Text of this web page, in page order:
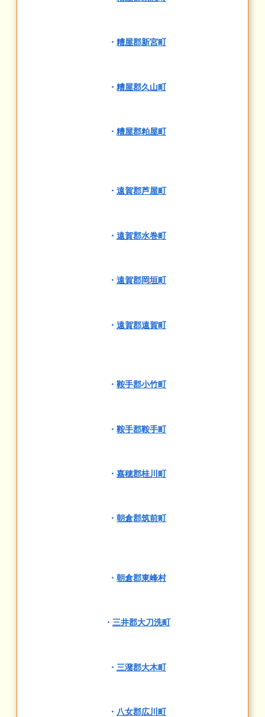
・ 糟屋郡新宮町
・ 糟屋郡久山町
・ 糟屋郡粕屋町
・ 遠賀郡芦屋町
・ 遠賀郡水巻町
・ 遠賀郡岡垣町
・ 遠賀郡遠賀町
・ 鞍手郡小竹町
・ 鞍手郡鞍手町
・ 嘉穂郡桂川町
・ 朝倉郡筑前町
・ 朝倉郡東峰村
・ 三井郡大刀洗町
・ 三潴郡大木町
・ 八女郡広川町